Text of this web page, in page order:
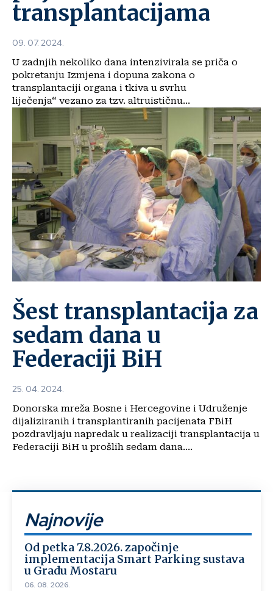
transplantacijama
09. 07. 2024.
U zadnjih nekoliko dana intenzivirala se priča o
pokretanju Izmjena i dopuna zakona o
transplantaciji organa i tkiva u svrhu
liječenja“ vezano za tzv. altruističnu...
Šest transplantacija za
sedam dana u
Federaciji BiH
25. 04. 2024.
Donorska mreža Bosne i Hercegovine i Udruženje
dijaliziranih i transplantiranih pacijenata FBiH
pozdravljaju napredak u realizaciji transplantacija u
Federaciji BiH u prošlih sedam dana....
Najnovije
Od petka 7.8.2026. započinje
implementacija Smart Parking sustava
u Gradu Mostaru
06. 08. 2026.